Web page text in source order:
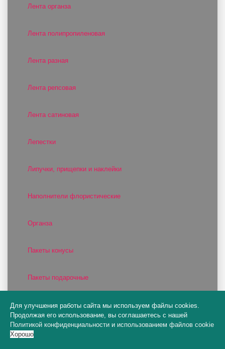
Лента органза
Лента полипропиленовая
Лента разная
Лента репсовая
Лента сатиновая
Лепестки
Липучки, прищепки и наклейки
Наполнители флористические
Органза
Пакеты конусы
Пакеты подарочные
Пакеты цветочные
Пена флористическая и пенопласт
Для улучшения работы сайта мы используем файлы cookies.
Продолжая его использование, вы соглашаетесь с нашей
Политикой конфиденциальности и использованием файлов cookie
Хорошо